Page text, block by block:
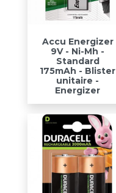
Accu Energizer
9V - Ni-Mh -
Standard
175mAh - Blister
unitaire -
Energizer